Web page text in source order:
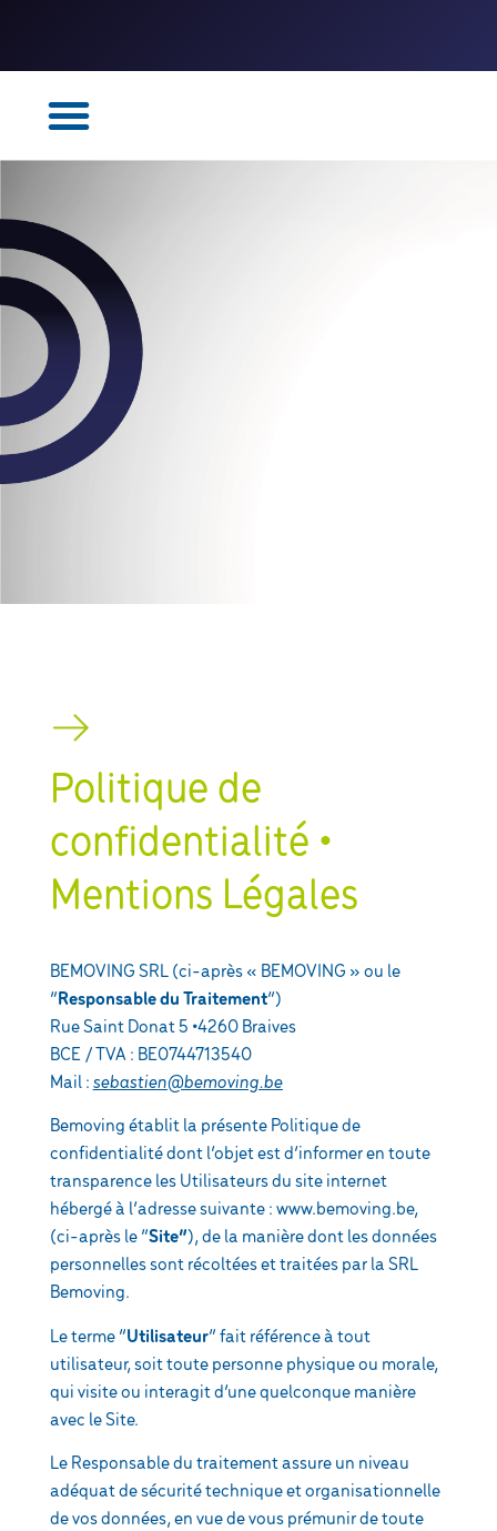
Politique de
confidentialité •
Mentions Légales
BEMOVING SRL (ci-après « BEMOVING » ou le
“Responsable du Traitement“)
Rue Saint Donat 5 •4260 Braives
BCE / TVA : BE0744713540
Mail : sebastien@bemoving.be
Bemoving établit la présente Politique de
confidentialité dont l’objet est d’informer en toute
transparence les Utilisateurs du site internet
hébergé à l’adresse suivante : www.bemoving.be,
(ci-après le “Site”), de la manière dont les données
personnelles sont récoltées et traitées par la SRL
Bemoving.
Le terme “Utilisateur” fait référence à tout
utilisateur, soit toute personne physique ou morale,
qui visite ou interagit d’une quelconque manière
avec le Site.
Le Responsable du traitement assure un niveau
adéquat de sécurité technique et organisationnelle
de vos données, en vue de vous prémunir de toute